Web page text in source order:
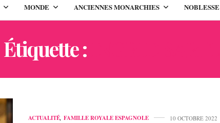
MONDE ANCIENNES MONARCHIES NOBLESSE
Étiquette :
ACTUALITÉ, FAMILLE ROYALE ESPAGNOLE 10 OCTOBRE 2022